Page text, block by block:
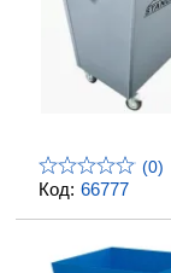
Код: 66777
(0)